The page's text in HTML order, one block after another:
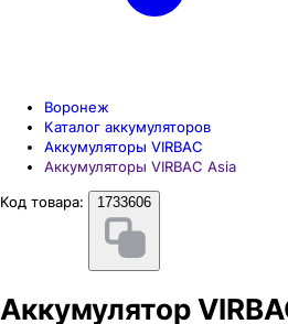
Воронеж
Каталог аккумуляторов
Аккумуляторы VIRBAC
Аккумуляторы VIRBAC Asia
Код товара:
1733606
Аккумулятор